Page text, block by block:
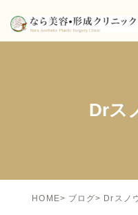
Drス
HOME ブログ Drスノ